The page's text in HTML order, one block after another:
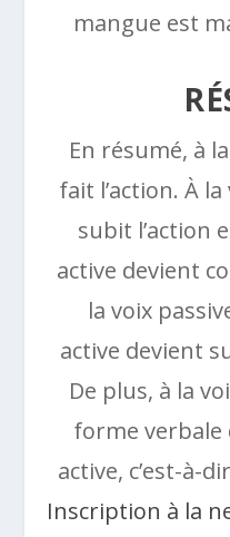
mangue est
En résumé, à
fait l’action. À
subit l’action
active devient
la voix
active devient
De plus, à la
forme verbale
active, c’est-à-
Inscription à la